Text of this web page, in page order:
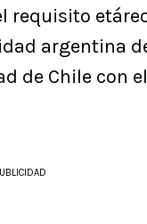
requisito
argentina
de Chile con